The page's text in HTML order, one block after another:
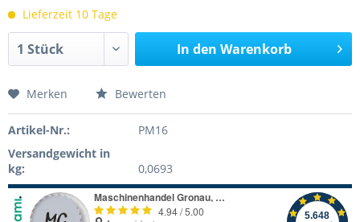
Lieferzeit 10 Tage
In den Warenkorb
Merken Bewerten
Artikel-Nr.:
PM16
Versandgewicht in
kg:
0,0693